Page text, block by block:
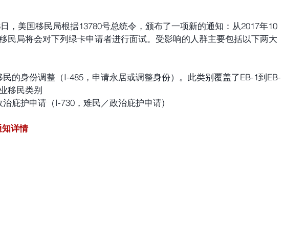
，美国移民局根据13780号总统令，颁布了一项新的通知：从2017年10
民局将会对下列绿卡申请者进行面试。受影响的人群主要包括以下两大
民的身份调整（I-485，申请永居或调整身份）。此类别覆盖了EB-1到EB-
移民类别
治庇护申请（I-730，难民／政治庇护申请)
知详情